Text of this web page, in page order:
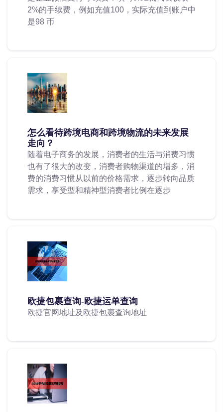
2%的手续费，例如充值100，实际充值到账户中
是98 币
怎么看待跨境电商和跨境物流的未来发展
走向？
随着电子商务的发展，消费者的生活与消费习惯
也有了很大的改变，消费者购物渠道的增多，消
费的消费习惯从以前的价格需求，逐步转向品质
需求，享受型和精神型消费者比例在逐步
欧捷包裹查询-欧捷运单查询
欧捷官网地址及欧捷包裹查询地址